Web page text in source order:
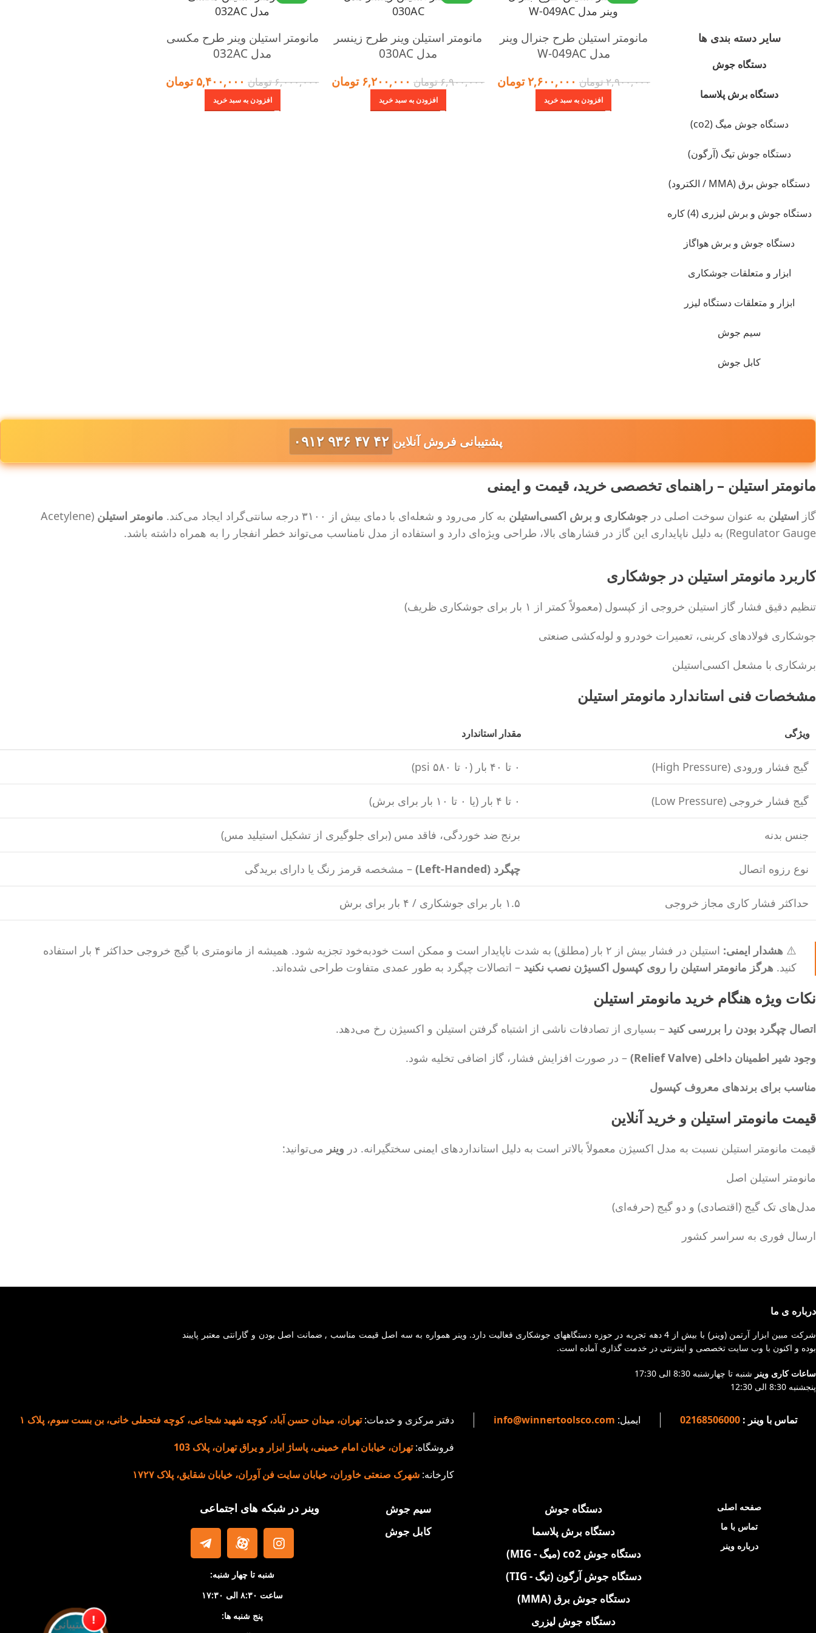
سایر دسته بندی ها
دستگاه جوش
دستگاه برش پلاسما
دستگاه جوش میگ (co2)
دستگاه جوش تیگ (آرگون)
دستگاه جوش برق (MMA / الکترود)
دستگاه جوش و برش لیزری (4) کاره
دستگاه جوش و برش هواگاز
ابزار و متعلقات جوشکاری
ابزار و متعلقات دستگاه لیزر
سیم جوش
کابل جوش
مانومتر استیلن طرح جنرال وینر
مدل W-049AC
۲,۹۰۰,۰۰۰تومان ۲,۶۰۰,۰۰۰ تومان
افزودن به سبد خرید
مانومتر استیلن وینر طرح زینسر
مدل 030AC
۶,۹۰۰,۰۰۰تومان ۶,۲۰۰,۰۰۰ تومان
افزودن به سبد خرید
مانومتر استیلن وینر طرح مکسی
مدل 032AC
۶,۰۰۰,۰۰۰تومان ۵,۴۰۰,۰۰۰ تومان
افزودن به سبد خرید
پشتیبانی فروش آنلاین ۰۹۱۲ ۹۳۶ ۴۷ ۴۲
مانومتر استیلن – راهنمای تخصصی خرید، قیمت و ایمنی
گاز استیلن به عنوان سوخت اصلی در جوشکاری و برش اکسی‌استیلن به کار می‌رود و شعله‌ای با دمای بیش از ۳۱۰۰ درجه سانتی‌گراد ایجاد می‌کند. مانومتر استیلن (Acetylene
Regulator Gauge) به دلیل ناپایداری این گاز در فشارهای بالا، طراحی ویژه‌ای دارد و استفاده از مدل نامناسب می‌تواند خطر انفجار را به همراه داشته باشد.
کاربرد مانومتر استیلن در جوشکاری
تنظیم دقیق فشار گاز استیلن خروجی از کپسول (معمولاً کمتر از ۱ بار برای جوشکاری ظریف)
جوشکاری فولادهای کربنی، تعمیرات خودرو و لوله‌کشی صنعتی
برشکاری با مشعل اکسی‌استیلن
مشخصات فنی استاندارد مانومتر استیلن
ویژگی مقدار استاندارد
گیج فشار ورودی (High Pressure) ۰ تا ۴۰ بار (۰ تا ۵۸۰ psi)
گیج فشار خروجی (Low Pressure) ۰ تا ۴ بار (یا ۰ تا ۱۰ بار برای برش)
جنس بدنه برنج ضد خوردگی، فاقد مس (برای جلوگیری از تشکیل استیلید مس)
نوع رزوه اتصال چپگرد (Left-Handed) – مشخصه قرمز رنگ یا دارای بریدگی
حداکثر فشار کاری مجاز خروجی ۱.۵ بار برای جوشکاری / ۴ بار برای برش
⚠️ هشدار ایمنی:
استیلن در فشار بیش از ۲ بار (مطلق) به شدت ناپایدار است و ممکن است خودبه‌خود تجزیه شود. همیشه از مانومتری با گیج خروجی حداکثر ۴ بار استفاده
کنید. هرگز مانومتر استیلن را روی کپسول اکسیژن نصب نکنید – اتصالات چپگرد به طور عمدی متفاوت طراحی شده‌اند.
نکات ویژه هنگام خرید مانومتر استیلن
اتصال چپگرد بودن را بررسی کنید – بسیاری از تصادفات ناشی از اشتباه گرفتن استیلن و اکسیژن رخ می‌دهد.
وجود شیر اطمینان داخلی (Relief Valve)
– در صورت افزایش فشار، گاز اضافی تخلیه شود.
مناسب برای برندهای معروف کپسول
قیمت مانومتر استیلن و خرید آنلاین
قیمت مانومتر استیلن نسبت به مدل اکسیژن معمولاً بالاتر است به دلیل استانداردهای ایمنی سختگیرانه. در وینر می‌توانید:
مانومتر استیلن اصل
مدل‌های تک گیج (اقتصادی) و دو گیج (حرفه‌ای)
ارسال فوری به سراسر کشور
درباره ی ما
شرکت مبین ابزار آرتمن (وینر) با بیش از 4 دهه تجربه در حوزه دستگاههای جوشکاری فعالیت دارد. وینر همواره به سه اصل قیمت مناسب , ضمانت اصل بودن و گارانتی معتبر پایبند
بوده و اکنون با وب سایت تخصصی و اینترنتی در خدمت گذاری آماده است.
ساعات کاری وینر شنبه تا چهارشنبه 8:30 الی 17:30
پنجشنبه 8:30 الی 12:30
تماس با وینر :02168506000 ایمیل: info@winnertoolsco.com دفتر مرکزی و خدمات:تهران، میدان حسن آباد، کوچه شهید شجاعی، کوچه فتحعلی خانی، بن بست سوم، پلاک ۱
فروشگاه:تهران، خیابان امام خمینی، پاساژ ابزار و یراق تهران، پلاک 103
کارخانه: شهرک صنعتی خاوران، خیابان سایت فن آوران، خیابان شقایق، پلاک ۱۷۲۷
صفحه اصلی
تماس با ما
درباره وینر
دستگاه جوش
دستگاه برش پلاسما
دستگاه جوش co2 (میگ - MIG)
دستگاه جوش آرگون (تیگ - TIG)
دستگاه جوش برق (MMA)
دستگاه جوش لیزری
سیم جوش
کابل جوش
وینر در شبکه های اجتماعی
شنبه تا چهار شنبه:
ساعت ۸:۳۰ الی ۱۷:۳۰
پنج شنبه ها:
!